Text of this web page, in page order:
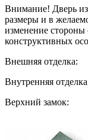
Внимание! Дверь
размеры и в
изменение стороны
конструктивных
Внешняя отделка:
Внутренняя
Верхний замок: